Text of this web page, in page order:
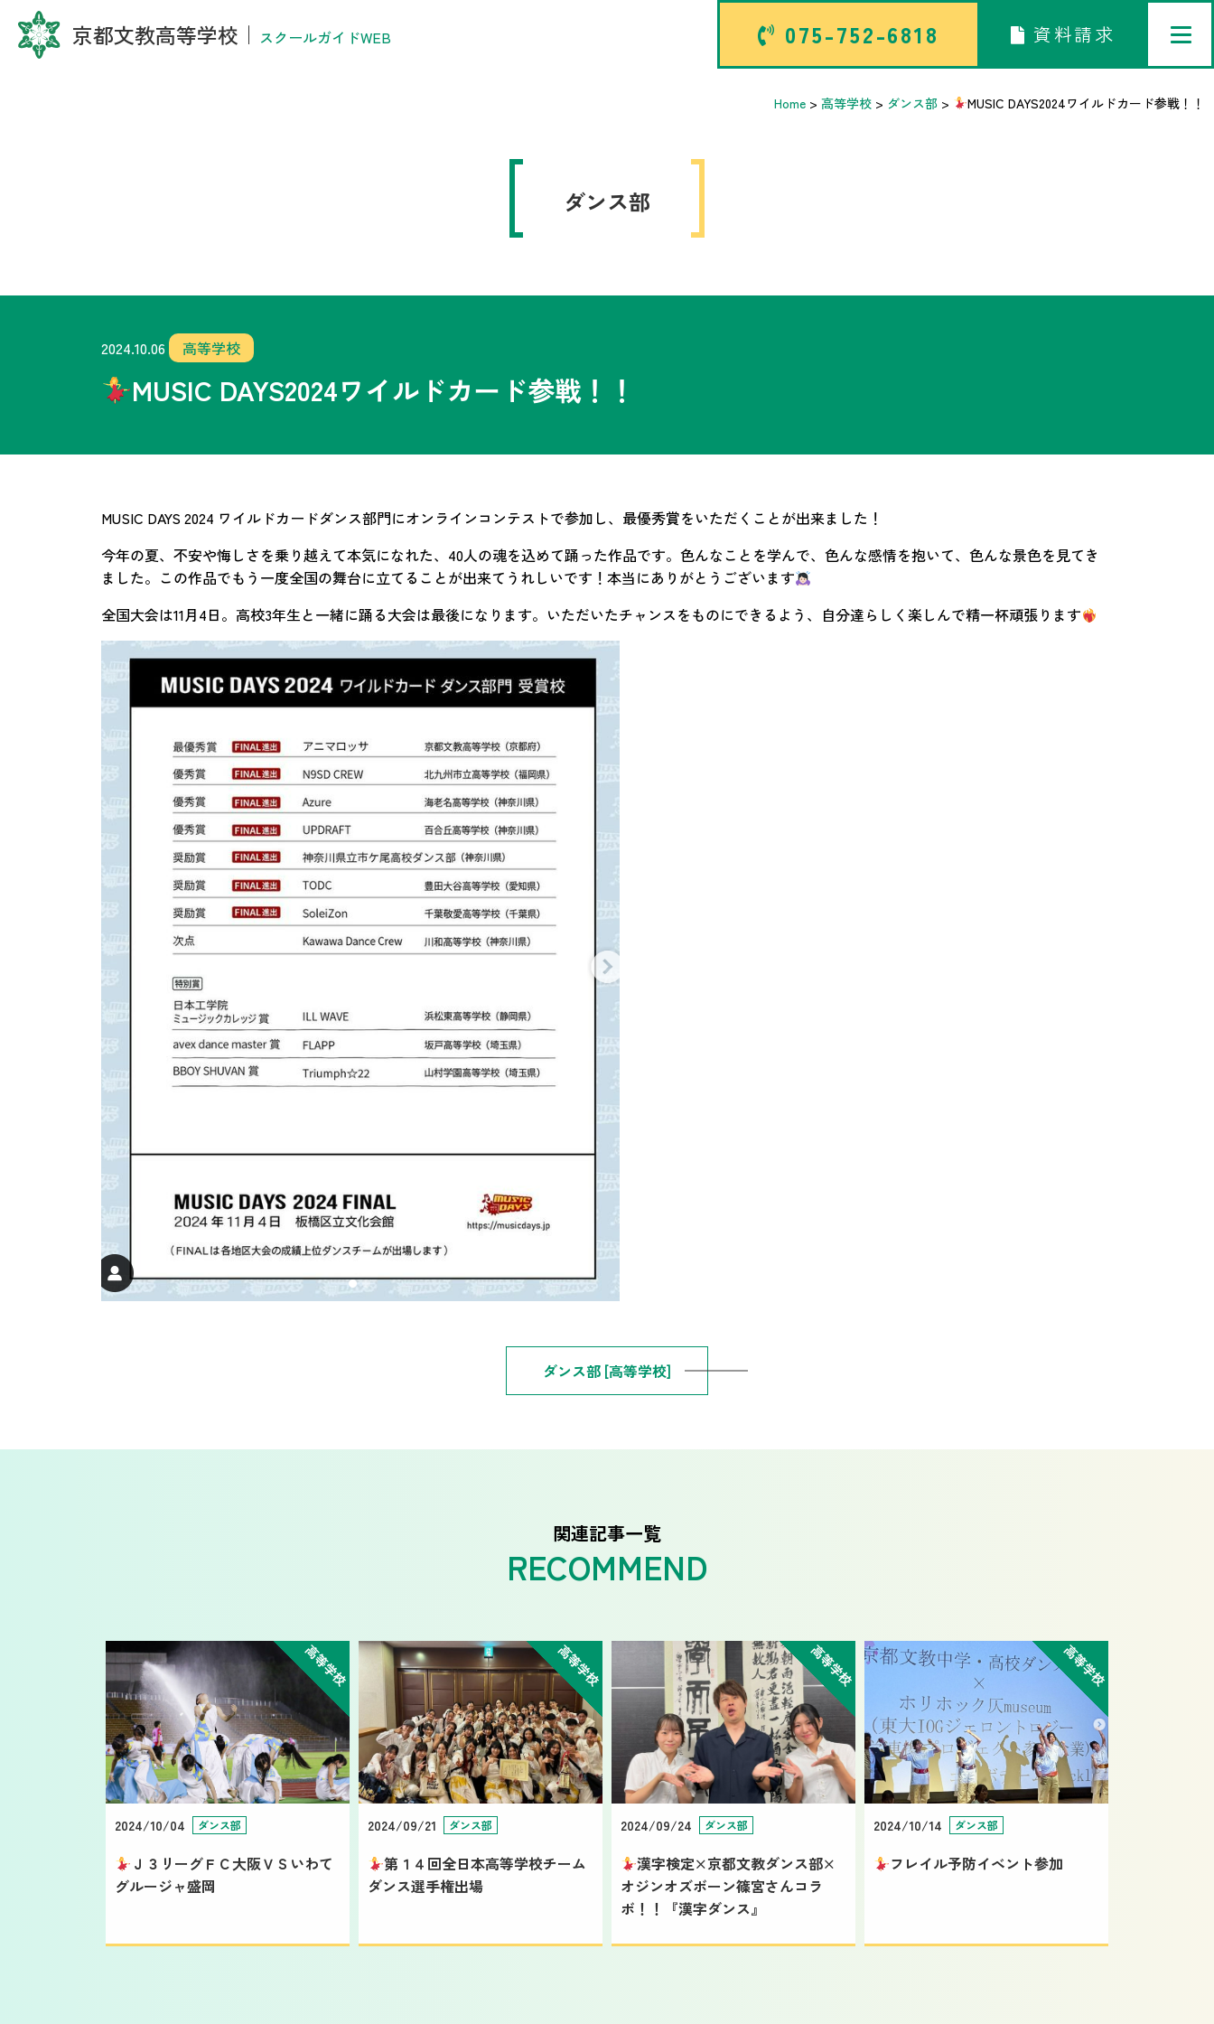
京都文教高等学校 ｜ スクールガイドWEB 075-752-6818 資料請求
Home >高等学校 > ダンス部 > MUSIC DAYS2024ワイルドカード参戦！！
ダンス部
2024.10.06 高等学校
MUSIC DAYS2024ワイルドカード参戦！！
MUSIC DAYS 2024 ワイルドカードダンス部門にオンラインコンテストで参加し、最優秀賞をいただくことが出来ました！
今年の夏、不安や悔しさを乗り越えて本気になれた、40人の魂を込めて踊った作品です。色んなことを学んで、色んな感情を抱いて、色んな景色を見てき
ました。この作品でもう一度全国の舞台に立てることが出来てうれしいです！本当にありがとうございます
全国大会は11月4日。高校3年生と一緒に踊る大会は最後になります。いただいたチャンスをものにできるよう、自分達らしく楽しんで精一杯頑張ります
ダンス部 [高等学校]
関連記事一覧
高等学校
2024/10/04 ダンス部
Ｊ３リーグＦＣ大阪ＶＳいわて
グルージャ盛岡
高等学校
2024/09/21 ダンス部
第１４回全日本高等学校チーム
ダンス選手権出場
高等学校
2024/09/24 ダンス部
漢字検定×京都文教ダンス部×
オジンオズボーン篠宮さんコラ
ボ！！『漢字ダンス』
高等学校
2024/10/14 ダンス部
フレイル予防イベント参加